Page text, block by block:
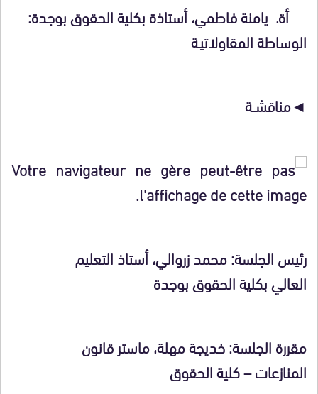
أة. يامنة فاطمي، أستاذة بكلية الحقوق بوجدة:
الوساطة المقاولاتيـة
◄مناقشــة
رئيس الجلسة:محمد زروالي، أستاذ التعليم
العالي بكلية الحقوق بوجدة
مقررة الجلسة: خديجة مهلة، ماستر قانون
المنازعات – كلية الحقوق